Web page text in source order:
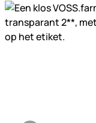
Productgalerij